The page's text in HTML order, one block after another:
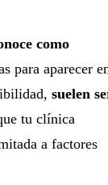
como
para aparecer
suelen
tu clínica
a factores